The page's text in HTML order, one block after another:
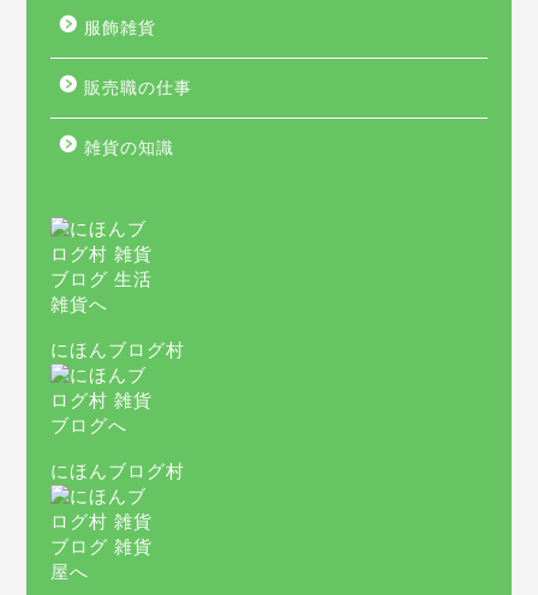
服飾雑貨
販売職の仕事
雑貨の知識
にほんブログ村
にほんブログ村